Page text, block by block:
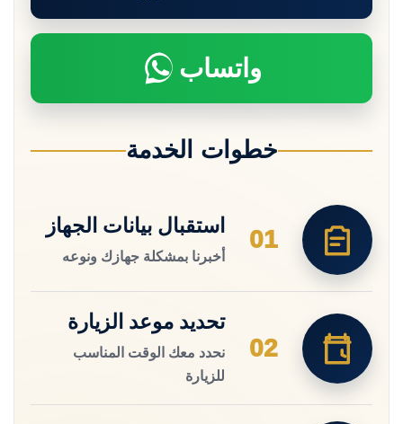
واتساب
خطوات الخدمة
01
استقبال بيانات الجهاز
أخبرنا بمشكلة جهازك ونوعه
02
تحديد موعد الزيارة
نحدد معك الوقت المناسب
للزيارة